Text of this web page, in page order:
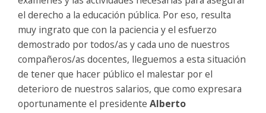
el derecho a la educación pública. Por eso, resulta
muy ingrato que con la paciencia y el esfuerzo
demostrado por todos/as y cada uno de nuestros
compañeros/as docentes, lleguemos a esta situación
de tener que hacer público el malestar por el
deterioro de nuestros salarios, que como expresara
oportunamente el presidente Alberto